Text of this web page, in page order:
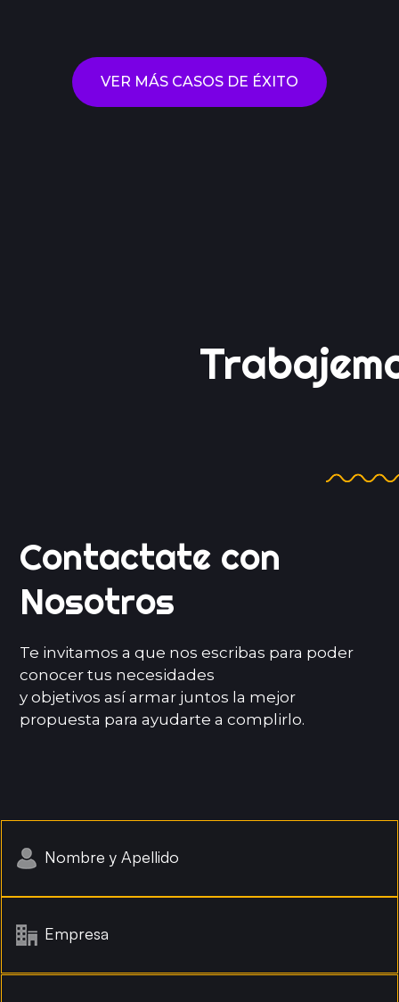
VER MÁS CASOS DE ÉXITO
Contactate con
Nosotros
Te invitamos a que nos escribas para poder
conocer tus necesidades
y objetivos así armar juntos la mejor
propuesta para ayudarte a complirlo.